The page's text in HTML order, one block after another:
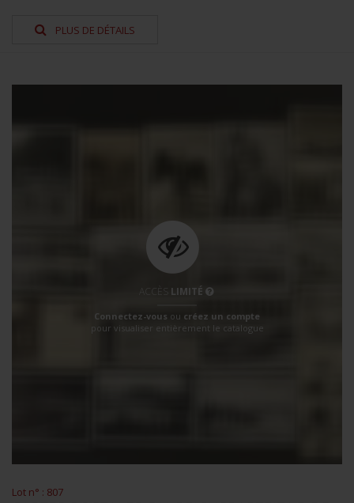
PLUS DE DÉTAILS
ACCÈS LIMITÉ
Connectez-vous ou créez un compte
pour visualiser entièrement le catalogue
Lot n° : 807